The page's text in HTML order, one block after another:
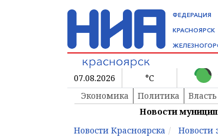
ФЕДЕРАЦИЯ
КРАСНОЯРСК
07.08.2026 °C
Экономика
Политика Власть
Новости
Новости Красноярска
Новости